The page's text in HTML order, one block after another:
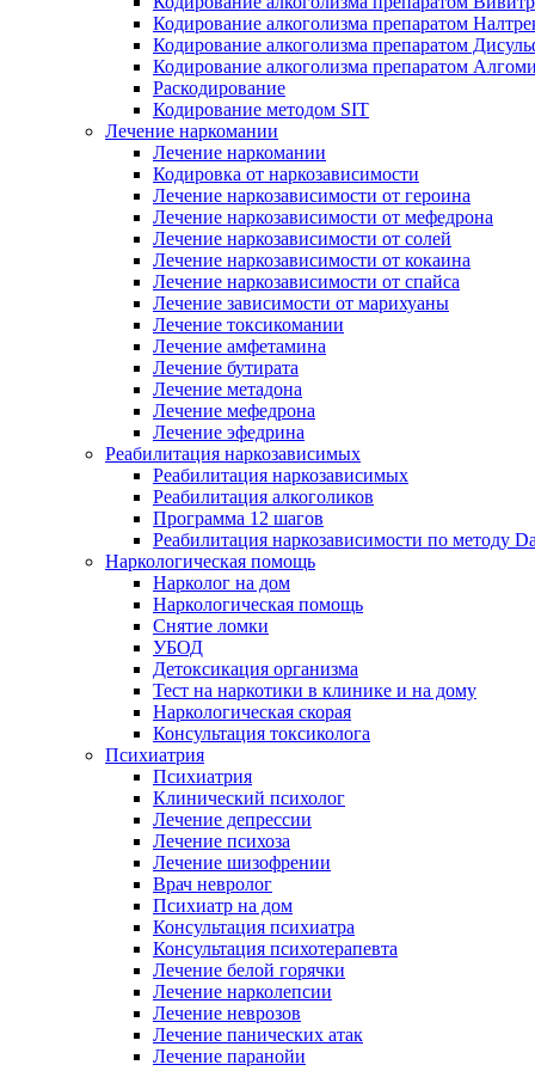
Кодирование алкоголизма препаратом
Кодирование алкоголизма препаратом
Кодирование алкоголизма препаратом
Раскодирование
Кодирование методом SIT
Лечение наркомании
Лечение наркомании
Кодировка от наркозависимости
Лечение наркозависимости от героина
Лечение наркозависимости от мефедрона
Лечение наркозависимости от солей
Лечение наркозависимости от кокаина
Лечение наркозависимости от спайса
Лечение зависимости от марихуаны
Лечение токсикомании
Лечение амфетамина
Лечение бутирата
Лечение метадона
Лечение мефедрона
Лечение эфедрина
Реабилитация наркозависимых
Реабилитация наркозависимых
Реабилитация алкоголиков
Программа 12 шагов
Реабилитация наркозависимости по методу
Наркологическая помощь
Нарколог на дом
Наркологическая помощь
Снятие ломки
УБОД
Детоксикация организма
Тест на наркотики в клинике и на дому
Наркологическая скорая
Консультация токсиколога
Психиатрия
Психиатрия
Клинический психолог
Лечение депрессии
Лечение психоза
Лечение шизофрении
Врач невролог
Психиатр на дом
Консультация психиатра
Консультация психотерапевта
Лечение белой горячки
Лечение нарколепсии
Лечение неврозов
Лечение панических атак
Лечение паранойи